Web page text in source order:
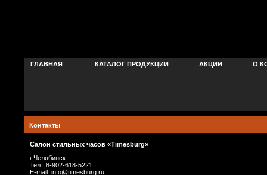
ГЛАВНАЯ КАТАЛОГ ПРОДУКЦИИ АКЦИИ О
Контакты
Салон стильных часов «Timesburg»
г.Челябинск
Тел.: 8-902-618-5221
E-mail: info@timesburg.ru